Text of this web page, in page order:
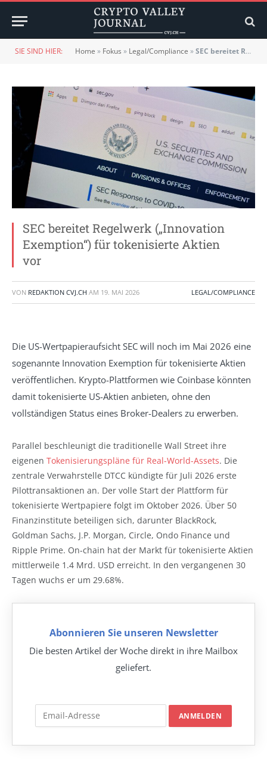
SIE SIND HIER: Home » Fokus » Legal/Compliance »SEC bereitet Regelwerk („Innovation Exemption“) für tokenisierte Aktien vor
SEC bereitet Regelwerk („Innovation
Exemption“) für tokenisierte Aktien
vor
VON REDAKTION CVJ.CH AM 19. MAI 2026 LEGAL/COMPLIANCE
Die US-Wertpapieraufsicht SEC will noch im Mai 2026 eine
sogenannte Innovation Exemption für tokenisierte Aktien
veröffentlichen. Krypto-Plattformen wie Coinbase könnten
damit tokenisierte US-Aktien anbieten, ohne den
vollständigen Status eines Broker-Dealers zu erwerben.
Parallel beschleunigt die traditionelle Wall Street ihre
eigenen Tokenisierungspläne für Real-World-Assets. Die
zentrale Verwahrstelle DTCC kündigte für Juli 2026 erste
Pilottransaktionen an. Der volle Start der Plattform für
tokenisierte Wertpapiere folgt im Oktober 2026. Über 50
Finanzinstitute beteiligen sich, darunter BlackRock,
Goldman Sachs, J.P. Morgan, Circle, Ondo Finance und
Ripple Prime. On-chain hat der Markt für tokenisierte Aktien
mittlerweile 1.4 Mrd. USD erreicht. In den vergangenen 30
Tagen wuchs er um 29.68%.
Abonnieren Sie unseren Newsletter
Die besten Artikel der Woche direkt in ihre Mailbox
geliefert.